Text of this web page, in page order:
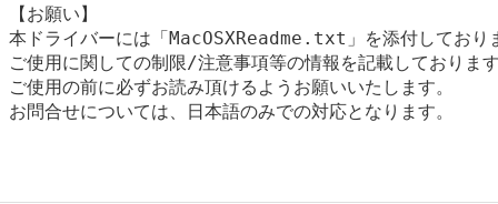
【お願い】
本ドライバーには「MacOSXReadme.txt」を添付しており
ご使用に関しての制限/注意事項等の情報を記載しておりま
ご使用の前に必ずお読み頂けるようお願いいたします。
お問合せについては、日本語のみでの対応となります。